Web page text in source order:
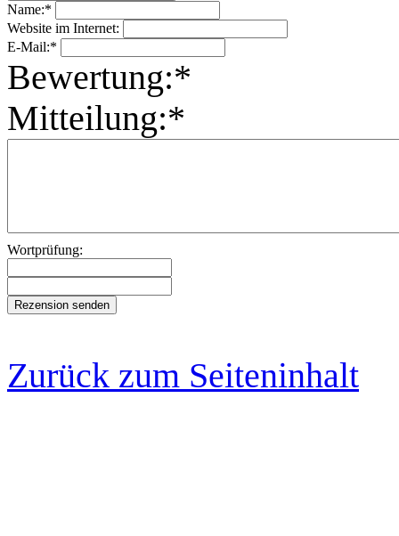
Name:*
Website im Internet:
E-Mail:*
Bewertung:*
Mitteilung:*
Wortprüfung:
Zurück zum Seiteninhalt